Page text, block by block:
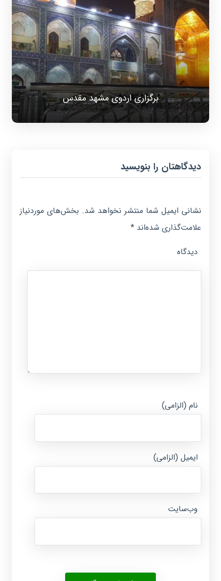
برگزاری اردوی مشهد مقدس
دیدگاهتان را بنویسید
نشانی ایمیل شما منتشر نخواهد شد. بخش‌های موردنیاز
علامت‌گذاری شده‌اند*
دیدگاه
نام (الزامی)
ایمیل (الزامی)
وب‌سایت